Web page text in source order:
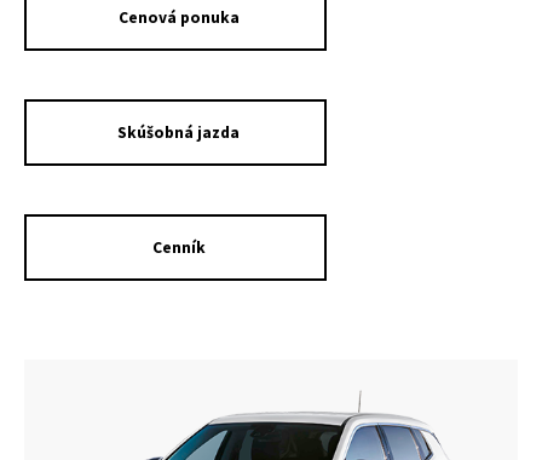
Cenová ponuka
Skúšobná jazda
Cenník